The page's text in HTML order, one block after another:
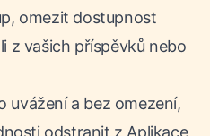
omezit dostupnost
z vašich příspěvků nebo
uvážení a bez omezení,
odstranit z Aplikace